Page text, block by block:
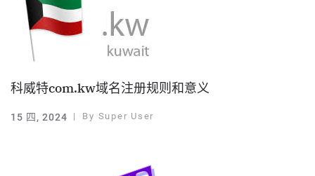
科威特com.kw域名注册规则和意义
15 四, 2024 By Super User